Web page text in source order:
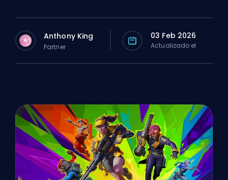
A Anthony King
Partner
03 Feb 2026
Actualizado el